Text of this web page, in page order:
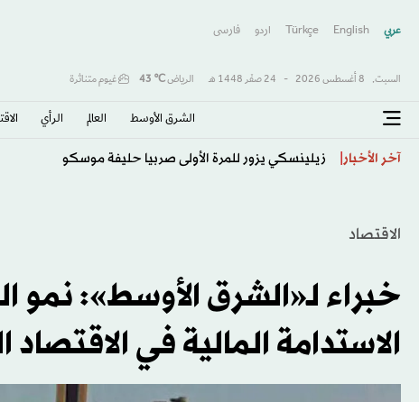
عربي English
Türkçe اردو فارسى
السبت, 8 أغسطس 2026 - 24 صفَر 1448 هـ الرياض℃
43 غيوم متناثرة
الشرق الأوسط​ العالم الرأي
آخر الأخبار تقرير: رئيس الأركان الأميركي يبحث عن مخرج من حرب إيران
الاقتصاد
خبراء لـ«الشرق الأوسط»: نمو
الاستدامة المالية في